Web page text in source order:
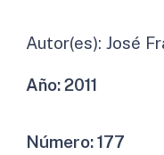
Autor(es): José
Año:2011
Número:177